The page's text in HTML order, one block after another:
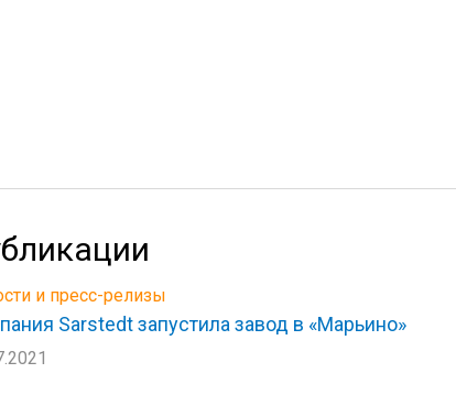
и пресс-релизы
Sarstedt запустила завод в «Марьино»